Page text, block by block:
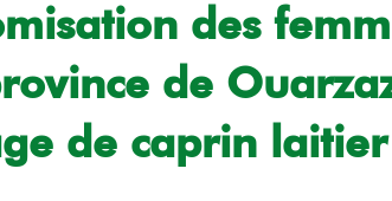
des
de
de caprin laitier